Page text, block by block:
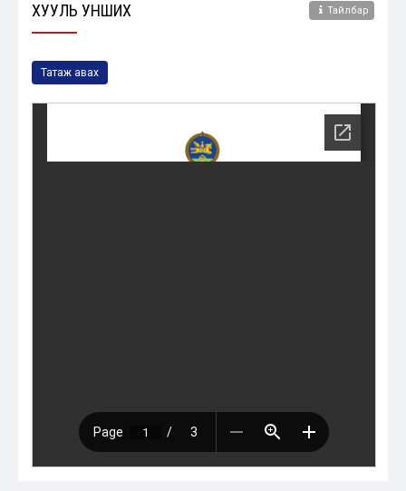
ХУУЛЬ УНШИХ Тайлбар
Татаж авах